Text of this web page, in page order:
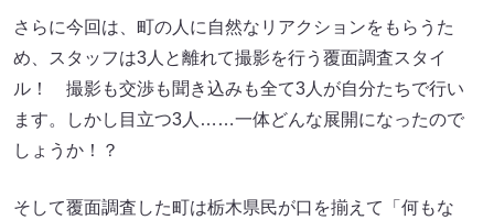
さらに今回は、町の人に自然なリアクションをもらうた
め、スタッフは3人と離れて撮影を行う覆面調査スタイ
ル！ 撮影も交渉も聞き込みも全て3人が自分たちで行い
ます。しかし目立つ3人……一体どんな展開になったので
しょうか！？
そして覆面調査した町は栃木県民が口を揃えて「何もな